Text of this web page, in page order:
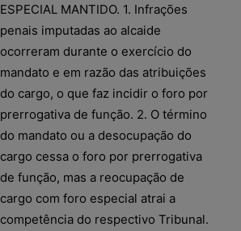
ESPECIAL MANTIDO. 1. Infrações
penais imputadas ao alcaide
ocorreram durante o exercício do
mandato e em razão das atribuições
do cargo, o que faz incidir o foro por
prerrogativa de função. 2. O término
do mandato ou a desocupação do
cargo cessa o foro por prerrogativa
de função, mas a reocupação de
cargo com foro especial atrai a
competência do respectivo Tribunal.